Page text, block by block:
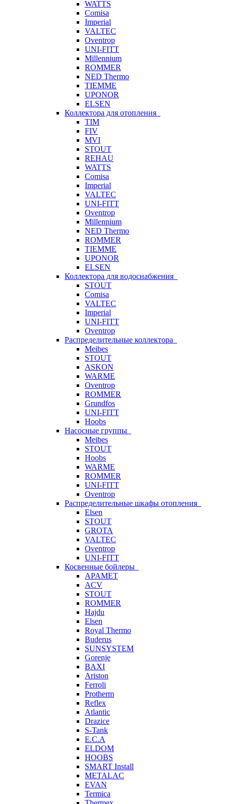
WATTS
Comisa
Imperial
VALTEC
Oventrop
UNI-FITT
Millennium
ROMMER
NED Thermo
TIEMME
UPONOR
ELSEN
Коллектора для отопления
TIM
FIV
MVI
STOUT
REHAU
WATTS
Comisa
Imperial
VALTEC
UNI-FITT
Oventrop
Millennium
NED Thermo
ROMMER
TIEMME
UPONOR
ELSEN
Коллектора для водоснабжения
STOUT
Comisa
VALTEC
Imperial
UNI-FITT
Oventrop
Распределительные коллектора
Meibes
STOUT
ASKON
WARME
Oventrop
ROMMER
Grundfos
UNI-FITT
Hoobs
Насосные группы
Meibes
STOUT
Hoobs
WARME
ROMMER
UNI-FITT
Oventrop
Распределительные шкафы отопления
Elsen
STOUT
GROTA
VALTEC
Oventrop
UNI-FITT
Косвенные бойлеры
APAMET
ACV
STOUT
ROMMER
Hajdu
Elsen
Royal Thermo
Buderus
SUNSYSTEM
Gorenje
BAXI
Ariston
Ferroli
Protherm
Reflex
Atlantic
Drazice
S-Tank
E.C.A
ELDOM
HOOBS
SMART Install
METALAC
EVAN
Termica